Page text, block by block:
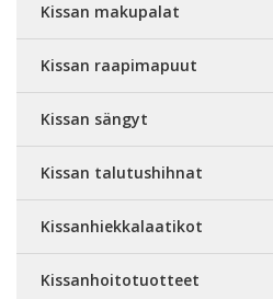
Kissan makupalat
Kissan raapimapuut
Kissan sängyt
Kissan talutushihnat
Kissanhiekkalaatikot
Kissanhoitotuotteet